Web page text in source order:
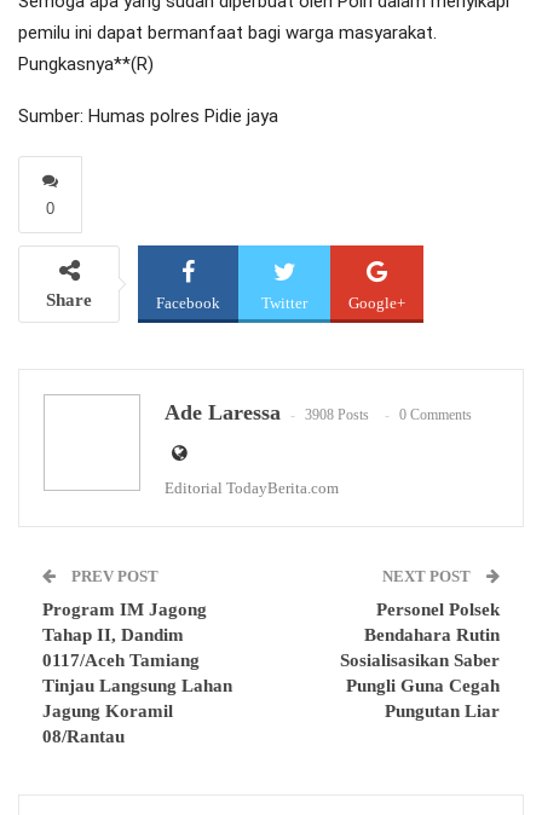
pemilu ini dapat bermanfaat bagi warga masyarakat.
Pungkasnya**(R)
Sumber: Humas polres Pidie jaya
0
Share Facebook Twitter Google+
Ade Laressa 3908 Posts 0 Comments
Editorial TodayBerita.com
PREV POST
Program IM Jagong
Tahap II, Dandim
0117/Aceh Tamiang
Tinjau Langsung Lahan
Jagung Koramil
08/Rantau
NEXT POST
Personel Polsek
Bendahara Rutin
Sosialisasikan Saber
Pungli Guna Cegah
Pungutan Liar